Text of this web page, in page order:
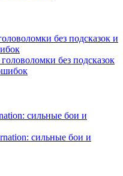
без подсказок и
без подсказок
сильные бои и
сильные бои и